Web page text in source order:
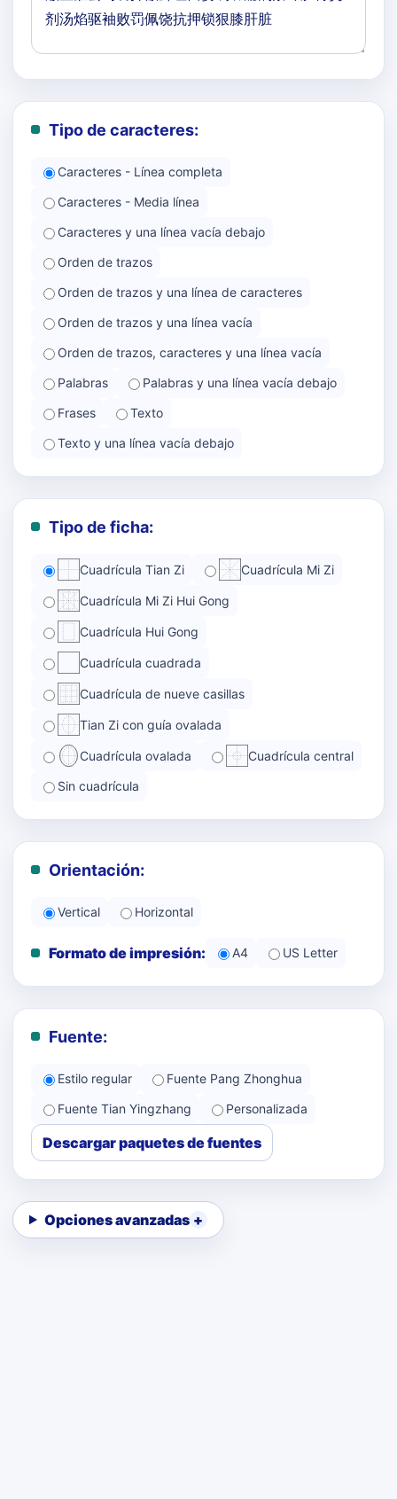
Tipo de caracteres:
Caracteres - Línea completa
Caracteres - Media línea
Caracteres y una línea vacía debajo
Orden de trazos
Orden de trazos y una línea de caracteres
Orden de trazos y una línea vacía
Orden de trazos, caracteres y una línea vacía
Palabras
Palabras y una línea vacía debajo
Frases
Texto
Texto y una línea vacía debajo
Tipo de ficha:
Cuadrícula Tian Zi Cuadrícula Mi Zi
Cuadrícula Mi Zi Hui Gong
Cuadrícula Hui Gong
Cuadrícula cuadrada
Cuadrícula de nueve casillas
Tian Zi con guía ovalada
Cuadrícula ovalada Cuadrícula central
Sin cuadrícula
Orientación:
Vertical Horizontal
Formato de impresión: A4 US Letter
Fuente:
Estilo regular
Fuente Pang Zhonghua
Fuente Tian Yingzhang
Personalizada
Descargar paquetes de fuentes
Opciones avanzadas